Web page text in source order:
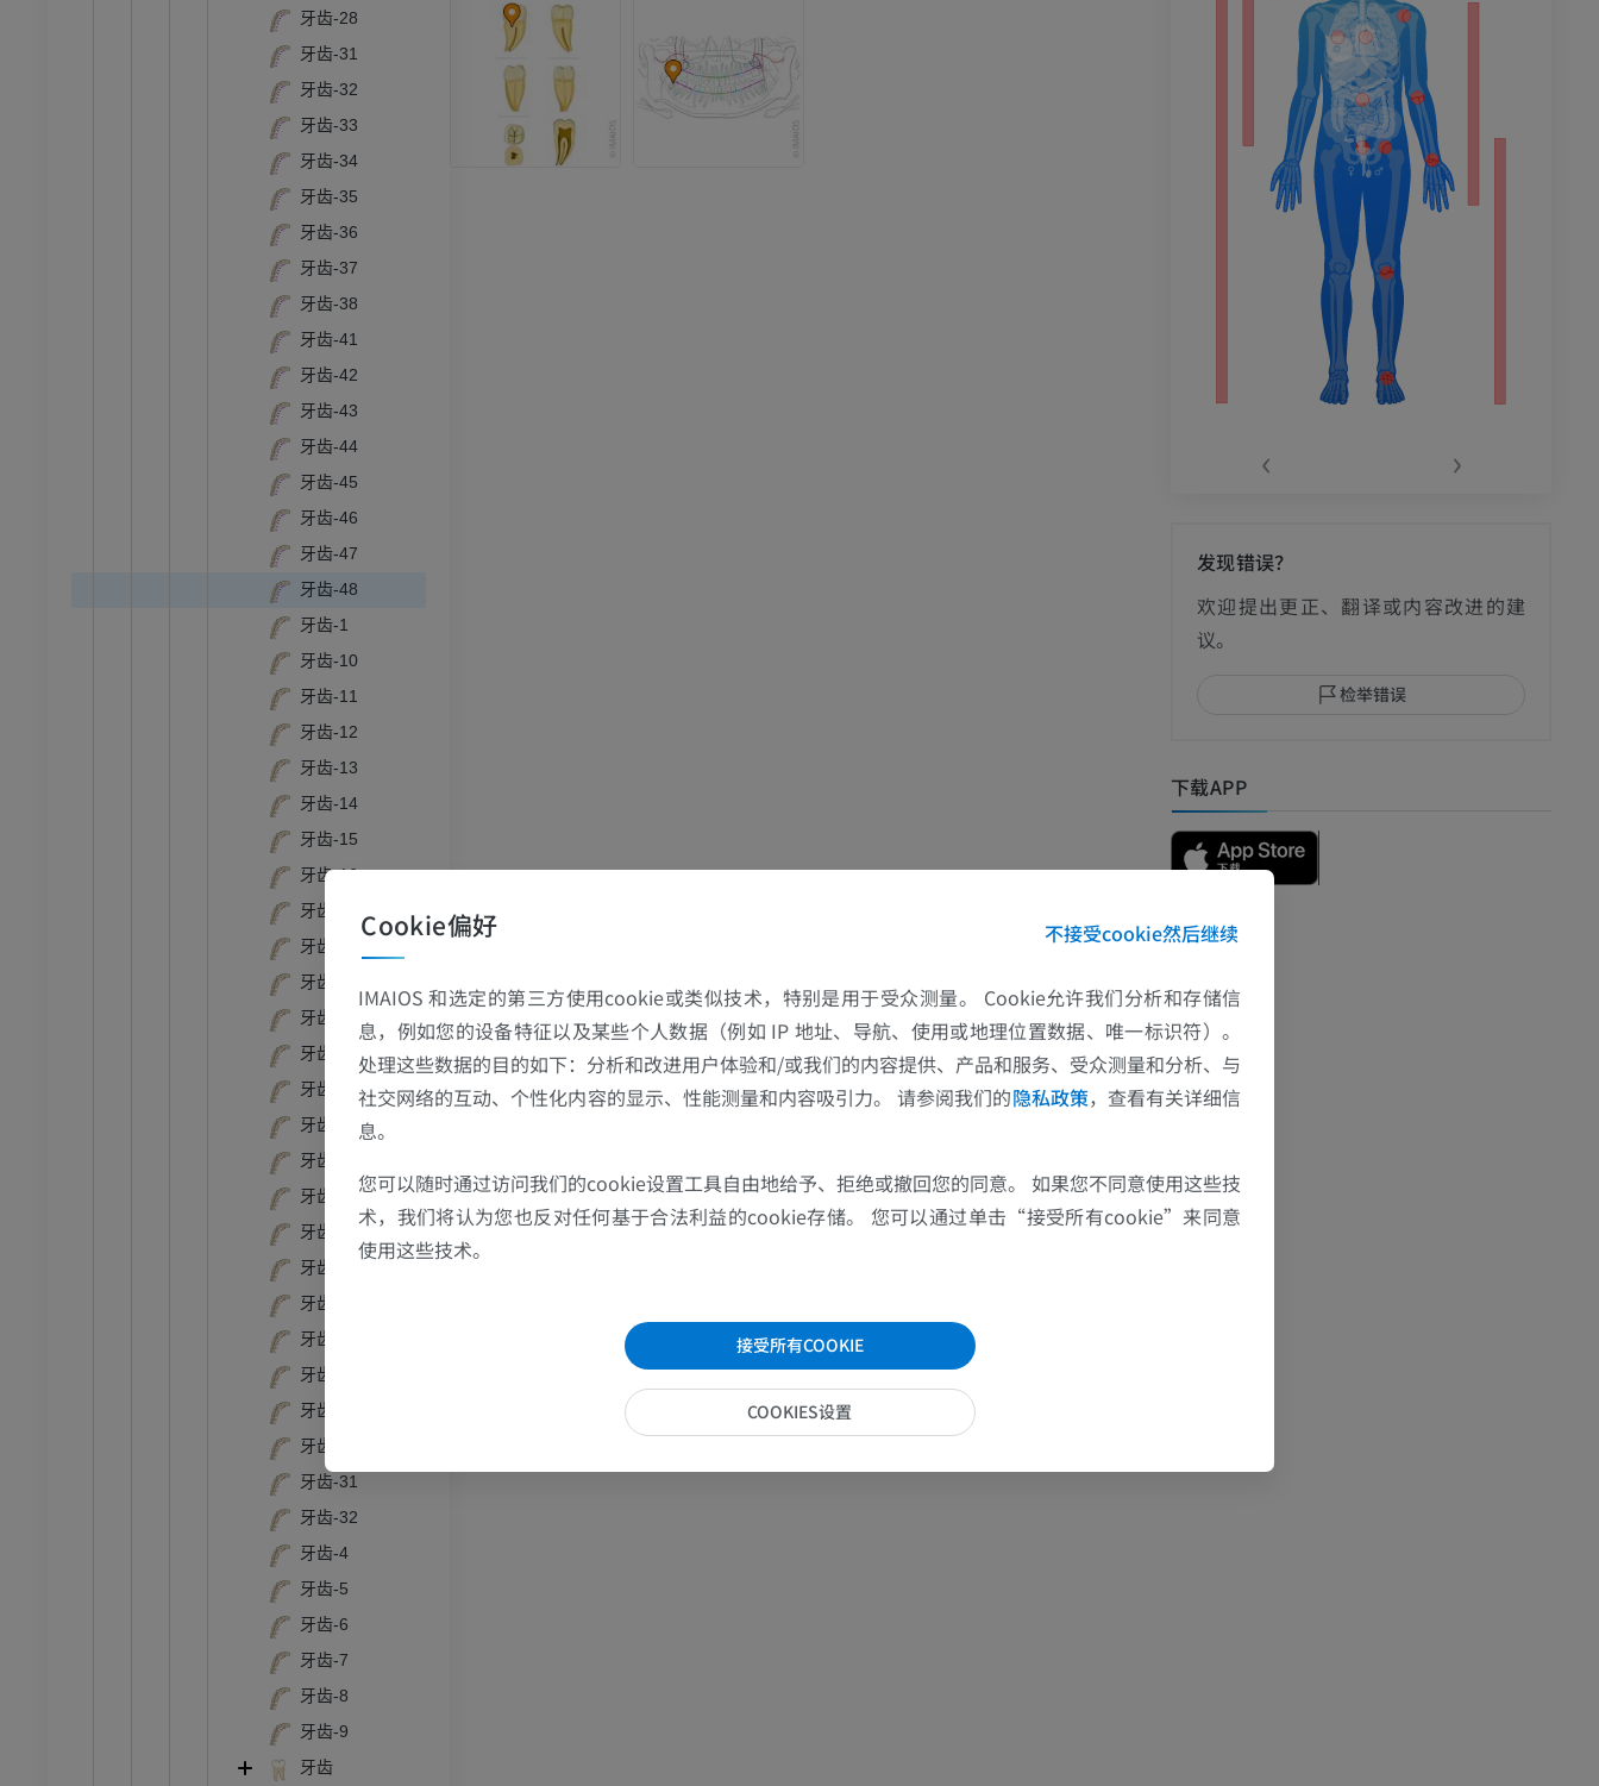
牙齿-28
牙齿-31
牙齿-32
牙齿-33
牙齿-34
牙齿-35
牙齿-36
牙齿-37
牙齿-38
牙齿-41
牙齿-42
牙齿-43
牙齿-44
牙齿-45
牙齿-46
牙齿-47
牙齿-48
牙齿-1
牙齿-10
牙齿-11
牙齿-12
牙齿-13
牙齿-14
牙齿-15
牙齿-16
牙齿-17
牙齿-18
牙齿-19
牙齿-2
牙齿-20
牙齿-21
牙齿-22
牙齿-23
牙齿-24
牙齿-25
牙齿-26
牙齿-27
牙齿-28
牙齿-29
牙齿-3
牙齿-30
牙齿-31
牙齿-32
牙齿-4
牙齿-5
牙齿-6
牙齿-7
牙齿-8
牙齿-9
牙齿
前足MRI
MRI
优质会员
下肢MRI
MRI
优质会员
下肢X光照片
放射影像学
免費
下肢血管造影
插画
踝关节和足部计算机断层
扫描
计算机体层摄影
优质会员
肩MRI
上肢血管造影
可视人计划
摄影
优质会员
前足MRI
下肢CTA
计算机体层摄影
优质会员
免費
免費
‹ ›
发现错误？
欢迎提出更正、翻译或内容改进的建
议。
检举错误
下载APP
Cookie偏好 不接受cookie然后继续
IMAIOS 和选定的第三方使用cookie或类似技术，特别是用于受众测量。 Cookie允许我们分析和存储信
息，例如您的设备特征以及某些个人数据（例如 IP 地址、导航、使用或地理位置数据、唯一标识符）。
处理这些数据的目的如下：分析和改进用户体验和/或我们的内容提供、产品和服务、受众测量和分析、与
社交网络的互动、个性化内容的显示、性能测量和内容吸引力。 请参阅我们的隐私政策，查看有关详细信
息。
您可以随时通过访问我们的cookie设置工具自由地给予、拒绝或撤回您的同意。 如果您不同意使用这些技
术，我们将认为您也反对任何基于合法利益的cookie存储。 您可以通过单击“接受所有cookie”来同意
使用这些技术。
接受所有COOKIE
COOKIES设置